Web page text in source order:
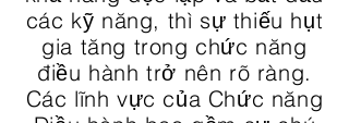
các kỹ năng, thì sự thiếu hụt
gia tăng trong chức năng
điều hành trở nên rõ ràng.
Các lĩnh vực của Chức năng